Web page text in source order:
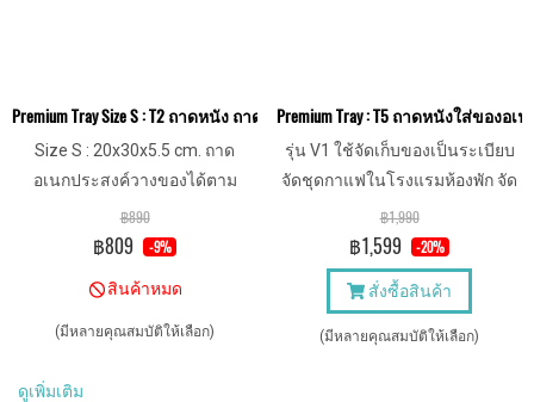
Premium Tray Size S : T2 ถาดหนัง ถาดเสริฟ เกรดพรีเมี่ยม สำหรับโรงแ
Size S : 20x30x5.5 cm. ถาด
อเนกประสงค์วางของได้ตาม
ต้องการ ทั้งเครื่องสำอาง เครื่อง
ประดับ ขนม หรืออื่น ๆ
฿890
฿809 -9%
สินค้าหมด
(มีหลายคุณสมบัติให้เลือก)
Premium Tray : T5 ถาดหนังใส่ของ
รุ่น V1 ใช้จัดเก็บของเป็นระเบียบ
จัดชุดกาแฟในโรงแรมห้องพัก จัด
เก็บของในบ้าน
฿1,990
฿1,599 -20%
สั่งซื้อสินค้า
(มีหลายคุณสมบัติให้เลือก)
ดูเพิ่มเติม